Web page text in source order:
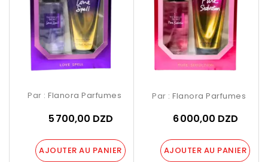
Par : Flanora Parfumes
5 700,00 DZD
AJOUTER AU PANIER
Par : Flanora Parfumes
6 000,00 DZD
AJOUTER AU PANIER